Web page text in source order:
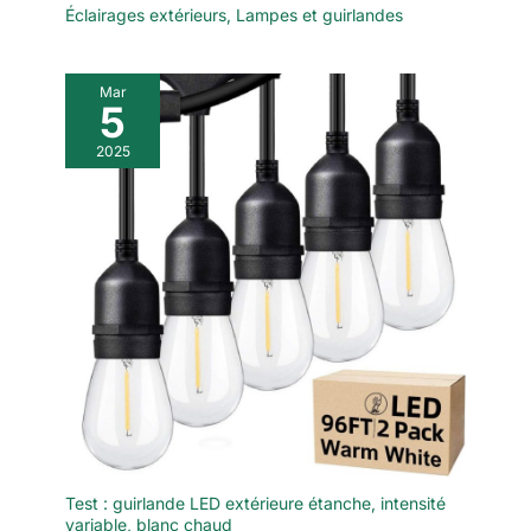
Éclairages extérieurs, Lampes et guirlandes
Mar
5
2025
Test : guirlande LED extérieure étanche, intensité
variable, blanc chaud